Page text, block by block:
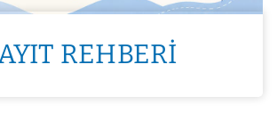
REHBERI